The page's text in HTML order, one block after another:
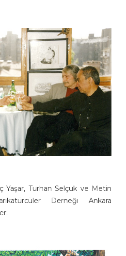
Yaşar, Turhan Selçuk ve Metin
Derneği Ankara